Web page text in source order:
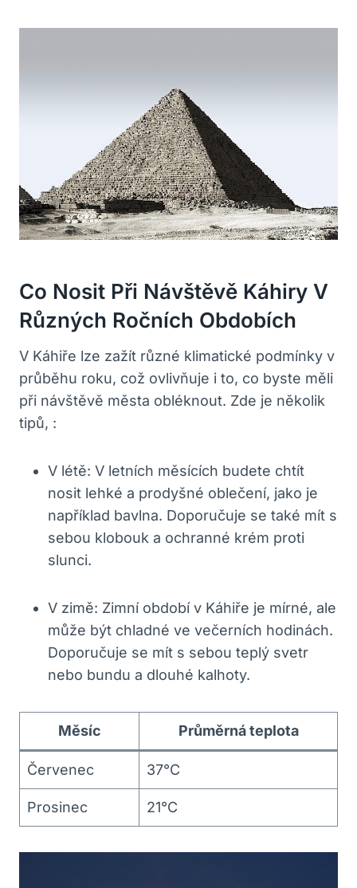
Co Nosit Při Návštěvě Káhiry V
Různých Ročních Obdobích
V Káhiře lze zažít různé klimatické podmínky v
průběhu roku, což ovlivňuje i to, co byste měli
při návštěvě města obléknout. Zde je několik
tipů, :
V létě: V letních měsících budete chtít
nosit lehké a prodyšné oblečení, jako je
například bavlna. Doporučuje se také mít s
sebou klobouk a ochranné krém proti
slunci.
V zimě: Zimní období v Káhiře je mírné, ale
může být chladné ve večerních hodinách.
Doporučuje se mít s sebou teplý svetr
nebo bundu a dlouhé kalhoty.
Měsíc Průměrná teplota
Červenec 37°C
Prosinec 21°C